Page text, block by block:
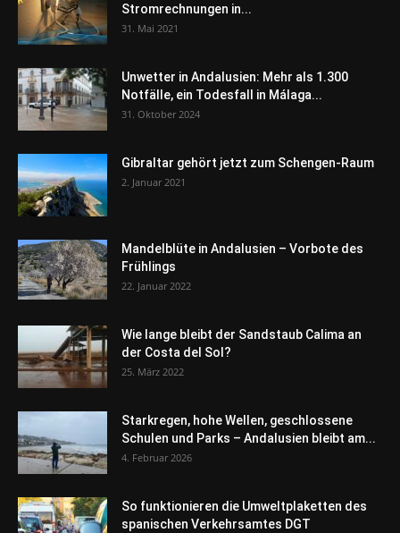
Stromrechnungen in...
31. Mai 2021
Unwetter in Andalusien: Mehr als 1.300
Notfälle, ein Todesfall in Málaga...
31. Oktober 2024
Gibraltar gehört jetzt zum Schengen-Raum
2. Januar 2021
Mandelblüte in Andalusien – Vorbote des
Frühlings
22. Januar 2022
Wie lange bleibt der Sandstaub Calima an
der Costa del Sol?
25. März 2022
Starkregen, hohe Wellen, geschlossene
Schulen und Parks – Andalusien bleibt am...
4. Februar 2026
So funktionieren die Umweltplaketten des
spanischen Verkehrsamtes DGT